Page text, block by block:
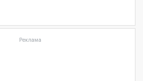
Реклама